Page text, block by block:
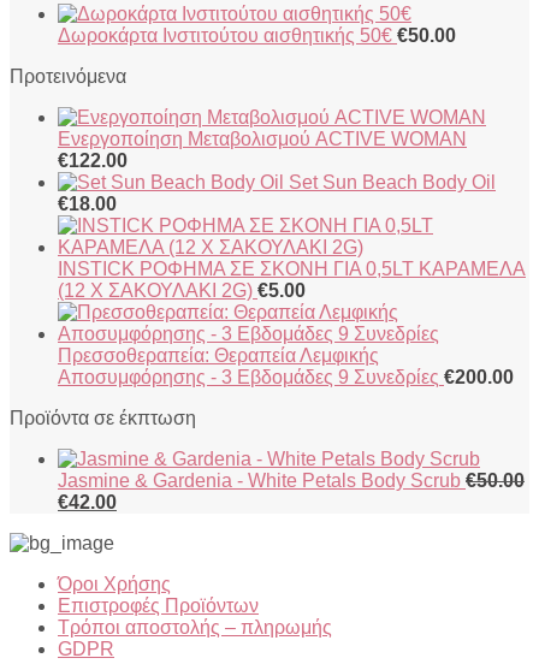
Δωροκάρτα Ινστιτούτου αισθητικής 50€ €50.00
Προτεινόμενα
Ενεργοποίηση Μεταβολισμού ACTIVE WOMAN
€122.00
Set Sun Beach Body Oil
€18.00
INSTICK ΡΟΦΗΜΑ ΣΕ ΣΚΟΝΗ ΓΙΑ 0,5LT ΚΑΡΑΜΕΛΑ
(12 X ΣΑΚΟΥΛΑΚΙ 2G) €5.00
Πρεσσοθεραπεία: Θεραπεία Λεμφικής
Αποσυμφόρησης - 3 Εβδομάδες 9 Συνεδρίες €200.00
Προϊόντα σε έκπτωση
Jasmine & Gardenia - White Petals Body Scrub €50.00
Original
was:
€42.00Η
€42.00.
Όροι Χρήσης
Επιστροφές Προϊόντων
Τρόποι αποστολής – πληρωμής
GDPR